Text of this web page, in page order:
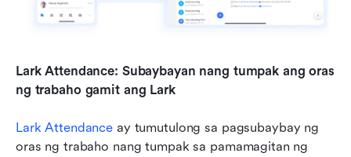
Lark Attendance: Subaybayan nang tumpak ang oras
ng trabaho gamit ang Lark
Lark Attendance ay tumutulong sa pagsubaybay ng
oras ng trabaho nang tumpak sa pamamagitan ng